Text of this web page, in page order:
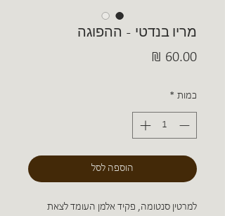
מריו בנדטי - ההפוגה
כמות *
הוספה לסל
למרטין סנטומה, פקיד אלמן העומד לצאת